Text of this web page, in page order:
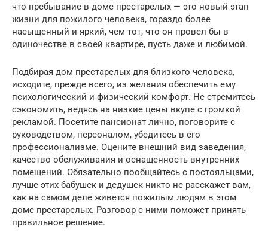
что пребывание в доме престарелых — это новый этап
жизни для пожилого человека, гораздо более
насыщенный и яркий, чем тот, что он провел бы в
одиночестве в своей квартире, пусть даже и любимой.
Подбирая дом престарелых для близкого человека,
исходите, прежде всего, из желания обеспечить ему
психологический и физический комфорт. Не стремитесь
сэкономить, ведясь на низкие цены вкупе с громкой
рекламой. Посетите пансионат лично, поговорите с
руководством, персоналом, убедитесь в его
профессионализме. Оцените внешний вид заведения,
качество обслуживания и оснащенность внутренних
помещений. Обязательно пообщайтесь с постояльцами,
лучше этих бабушек и дедушек никто не расскажет вам,
как на самом деле живется пожилым людям в этом
доме престарелых. Разговор с ними поможет принять
правильное решение.